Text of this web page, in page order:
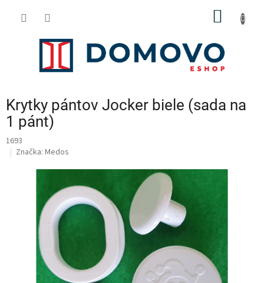
Krytky pántov Jocker biele (sada na
1 pánt)
1693
Značka: Medos